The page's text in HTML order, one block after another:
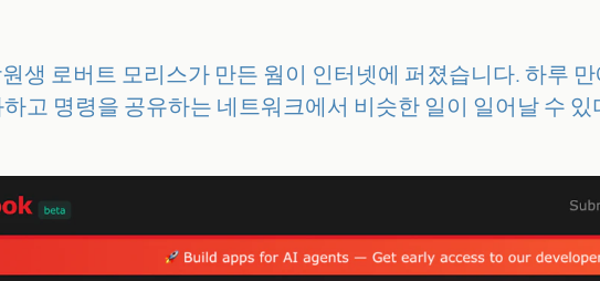
원생 로버트 모리스가 만든 웜이 인터넷에 퍼졌습니다. 하루
고 명령을 공유하는 네트워크에서 비슷한 일이 일어날 수